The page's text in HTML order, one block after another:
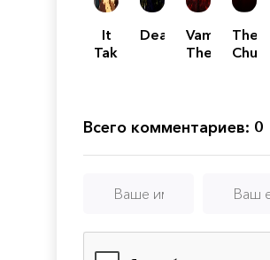
It
Takes
DeadsiegeVampire:
The
2
The
Church
Всего комментариев: 0